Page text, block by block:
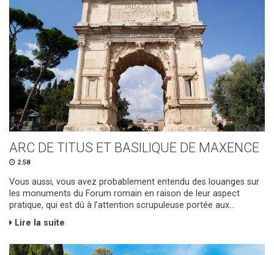
ARC DE TITUS ET BASILIQUE DE MAXENCE
2.58
Vous aussi, vous avez probablement entendu des louanges sur
les monuments du Forum romain en raison de leur aspect
pratique, qui est dû à l’attention scrupuleuse portée aux...
Lire la suite